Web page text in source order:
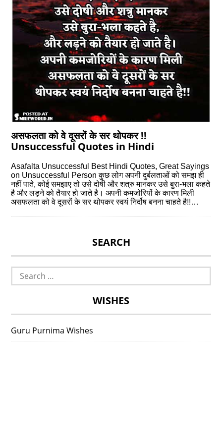
असफलता को वे दूसरों के सर थोपकर !!
Unsuccessful Quotes in Hindi
Asafalta Unsuccessful Best Hindi Quotes, Great Sayings
on Unsuccessful Person कुछ लोग अपनी दुर्बलताओं को समझ ही
नहीं पाते, कोई समझाए तो उसे दोषी और शत्रु मानकर उसे बुरा-भला कहते
है और लड़ने को तैयार हो जाते है। अपनी कमजोरियों के कारण मिली
असफलता को वे दूसरों के सर थोपकर स्वयं निर्दोष बनना चाहते है!!…
SEARCH
Search
for:
WISHES
Guru Purnima Wishes